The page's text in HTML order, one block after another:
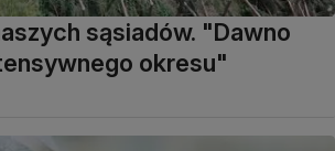
sąsiadów. "Dawno
okresu"